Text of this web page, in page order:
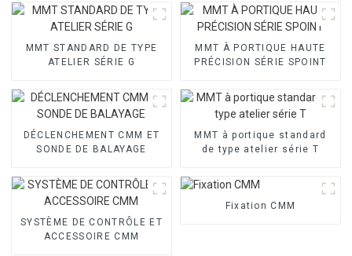
MMT STANDARD DE TYPE
ATELIER SÉRIE G
MMT À PORTIQUE HAUTE
PRÉCISION SÉRIE SPOINT
DÉCLENCHEMENT CMM ET
SONDE DE BALAYAGE
MMT à portique standard
de type atelier série T
SYSTÈME DE CONTRÔLE ET
ACCESSOIRE CMM
Fixation CMM